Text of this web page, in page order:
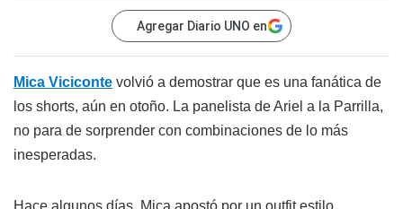
Agregar Diario UNO en
Mica Viciconte volvió a demostrar que es una fanática de
los shorts, aún en otoño. La panelista de Ariel a la Parrilla,
no para de sorprender con combinaciones de lo más
inesperadas.